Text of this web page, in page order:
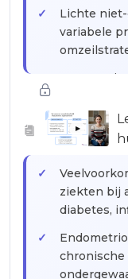
Lichte niet-
variabele
Hogere
correcte
HPI-
▶
ziekten bij
diabetes,
chronische